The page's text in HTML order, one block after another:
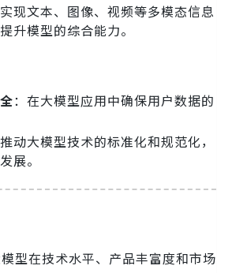
现文本、图像、视频等多模态信息
升模型的综合能力。
：在大模型应用中确保用户数据的
动大模型技术的标准化和规范化，
展。
型在技术水平、产品丰富度和市场